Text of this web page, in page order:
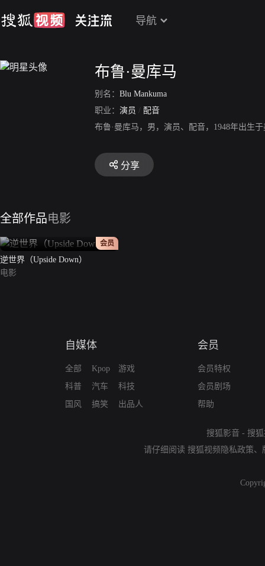
导航
布鲁·曼库马
别名： Blu Mankuma
职业： 演员 / 配音
布鲁·曼库马，男，演员、配音，1948年出生
分享
全部作品电影
正片
会员
逆世界（Upside Down）
电影
自媒体
全部
科普
国风
Kpop
汽车
搞笑
游戏
科技
出品人
会员
会员特权
会员剧场
帮助
搜狐影音 - 搜
请仔细阅读 搜狐视频隐私政策、